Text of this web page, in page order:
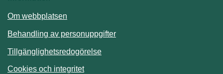
Om webbplatsen
Behandling av personuppgifter
Tillgänglighetsredogörelse
Cookies och integritet